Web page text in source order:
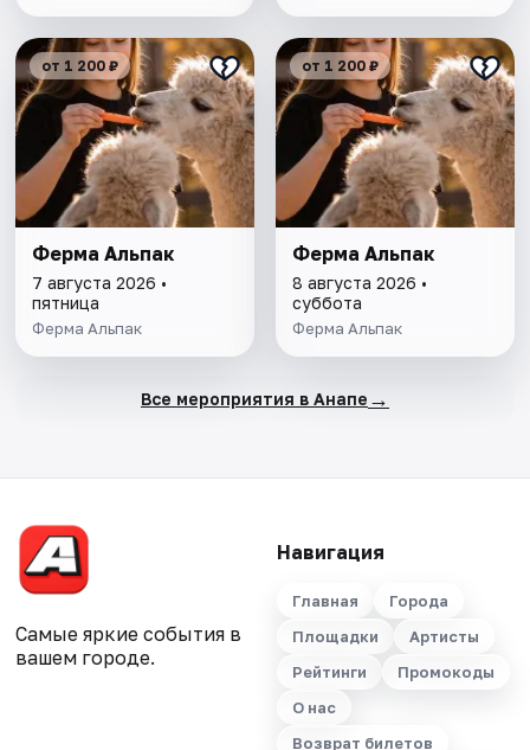
от 1 200 ₽
Ферма Альпак
7 августа 2026 •
пятница
Ферма Альпак
от 1 200 ₽
Ферма Альпак
8 августа 2026 •
суббота
Ферма Альпак
Все мероприятия в Анапе →
Самые яркие события в
вашем городе.
Навигация
Главная
Города
Площадки
Артисты
Рейтинги
Промокоды
О нас
Возврат билетов